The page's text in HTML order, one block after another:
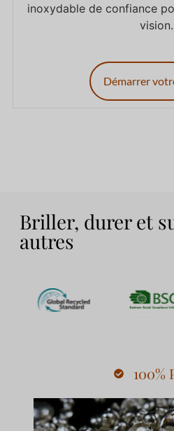
inoxydable de confiance
vision.
Démarrer
Briller, durer et
autres
100%